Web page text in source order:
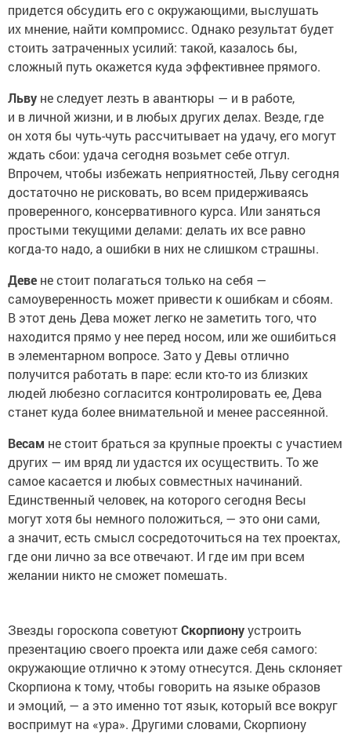
придется обсудить его с окружающими, выслушать
их мнение, найти компромисс. Однако результат будет
стоить затраченных усилий: такой, казалось бы,
сложный путь окажется куда эффективнее прямого.
Льву не следует лезть в авантюры — и в работе,
и в личной жизни, и в любых других делах. Везде, где
он хотя бы чуть-чуть рассчитывает на удачу, его могут
ждать сбои: удача сегодня возьмет себе отгул.
Впрочем, чтобы избежать неприятностей, Льву сегодня
достаточно не рисковать, во всем придерживаясь
проверенного, консервативного курса. Или заняться
простыми текущими делами: делать их все равно
когда-то надо, а ошибки в них не слишком страшны.
Деве не стоит полагаться только на себя —
самоуверенность может привести к ошибкам и сбоям.
В этот день Дева может легко не заметить того, что
находится прямо у нее перед носом, или же ошибиться
в элементарном вопросе. Зато у Девы отлично
получится работать в паре: если кто-то из близких
людей любезно согласится контролировать ее, Дева
станет куда более внимательной и менее рассеянной.
Весам не стоит браться за крупные проекты с участием
других — им вряд ли удастся их осуществить. То же
самое касается и любых совместных начинаний.
Единственный человек, на которого сегодня Весы
могут хотя бы немного положиться, — это они сами,
а значит, есть смысл сосредоточиться на тех проектах,
где они лично за все отвечают. И где им при всем
желании никто не сможет помешать.
Звезды гороскопа советуютСкорпионуустроить
презентацию своего проекта или даже себя самого:
окружающие отлично к этому отнесутся. День склоняет
Скорпиона к тому, чтобы говорить на языке образов
и эмоций, — а это именно тот язык, который все вокруг
воспримут на «ура». Другими словами, Скорпиону